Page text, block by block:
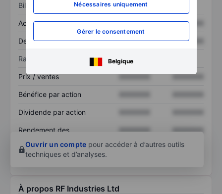
Nécessaires uniquement
Gérer le consentement
Belgique
Bilan
Actif total XXXXXXX XXXXXXX
Dette totale XXXXXXX XXXXXXX
Ratios
Prix / ventes XXXXXXX XXXXXXX
Bénéfice par action
Dividende par action
Rendement des
XXXXXXX
XXXXXXX
Ouvrir un compte pour accéder à d’autres outils
techniques et d’analyses.
À propos RF Industries Ltd